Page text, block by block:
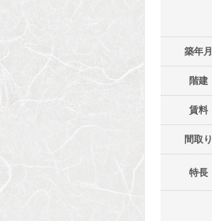
築年月
階建
賃料
間取り
特長